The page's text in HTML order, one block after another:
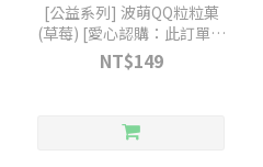
[公益系列] 波萌QQ粒粒菓
(草莓) [愛心認購：此訂單商
品將由我們為您直接捐贈給
合作公益團體，您不會收到
NT$149